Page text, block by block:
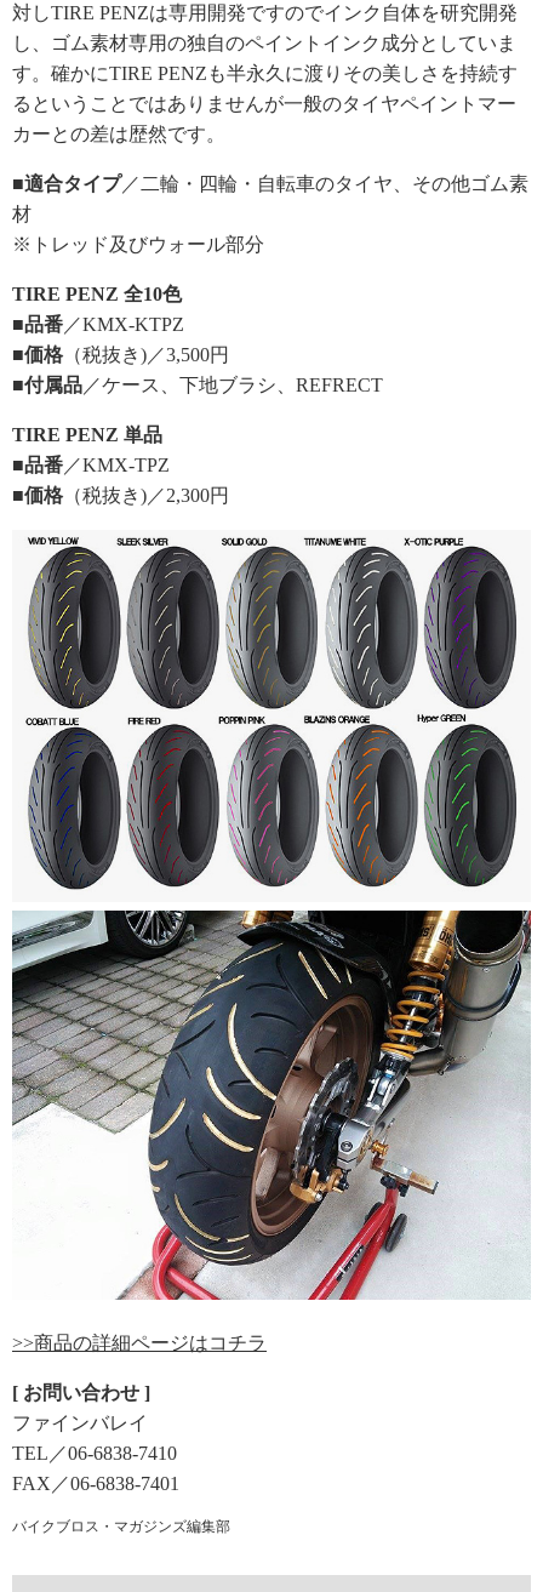
対しTIRE PENZは専用開発ですのでインク自体を研究開発
し、ゴム素材専用の独自のペイントインク成分としていま
す。確かにTIRE PENZも半永久に渡りその美しさを持続す
るということではありませんが一般のタイヤペイントマー
カーとの差は歴然です。
■適合タイプ／二輪・四輪・自転車のタイヤ、その他ゴム素
材
※トレッド及びウォール部分
TIRE PENZ 全10色
■品番 ／KMX-KTPZ
■価格 （税抜き)／3,500円
■付属品 ／ケース、下地ブラシ、REFRECT
TIRE PENZ 単品
■品番 ／KMX-TPZ
■価格 （税抜き)／2,300円
>>商品の詳細ページはコチラ
[ お問い合わせ ]
ファインバレイ
TEL／06-6838-7410
FAX／06-6838-7401
バイクブロス・マガジンズ編集部